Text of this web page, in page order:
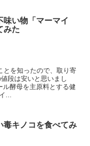
味い物「マーマイ
みた
とを知ったので、取り寄
段は安いと思いまし
酵母を主原料とする健
...
毒キノコを食べてみ